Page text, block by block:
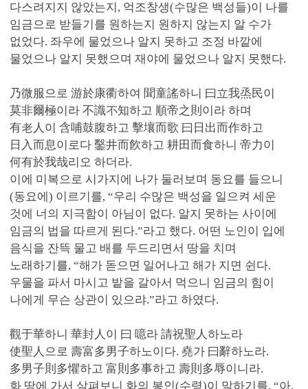
다스려지지 않았는지, 억조창생(수많은 백성들)이 나를
임금으로 받들기를 원하는지 원하지 않는지 알 수가
없었다. 좌우에 물었으나 알지 못하고 조정 바깥에
물었으나 알지 못했으며 재야에 물었으나 알지 못했다.
乃微服으로 游於康衢하여 聞童謠하니 曰立我烝民이
莫非爾極이라 不識不知하고 順帝之則이라 하며
有老人이 含哺鼓腹하고 擊壤而歌 曰日出而作하고
日入而息이로다 鑿井而飮하고 耕田而食하니 帝力이
何有於我哉리오 하더라.
이에 미복으로 시가지에 나가 둘러보며 동요를 들으니
(동요에) 이르기를, “우리 수많은 백성을 일으켜 세운
것에 너의 지극함이 아님이 없다. 알지 못하는 사이에
임금의 법을 따르게 된다.”라고 했다. 어떤 노인이 입에
음식을 잔뜩 물고 배를 두드리면서 땅을 치며
노래하기를, “해가 돋으면 일어나고 해가 지면 쉰다.
우물을 파서 마시고 밭을 갈아서 먹으니 임금의 힘이
나에게 무슨 상관이 있으랴.”라고 하였다.
觀于華하니 華封人이 曰 噫라 請祝聖人하노라
使聖人으로 壽富多男子하노이다. 堯가 曰辭하노라.
多男子則多懼하고 富則多事하고 壽則多辱이니라.
화 땅에 가서 살펴보니 화의 봉인(수령)이 말하기를, “아,